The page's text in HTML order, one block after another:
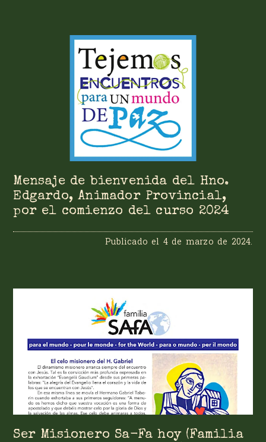
Mensaje de bienvenida del Hno.
Edgardo, Animador Provincial,
por el comienzo del curso 2024
Publicado el 4 de marzo de 2024.
Ser Misionero Sa-Fa hoy (Familia